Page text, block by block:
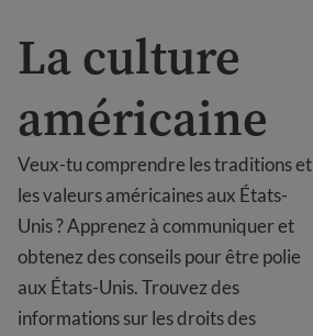
La culture
américaine
Veux-tu comprendre les traditions et
les valeurs américaines aux États-
Unis ? Apprenez à communiquer et
obtenez des conseils pour être polie
aux États-Unis. Trouvez des
informations sur les droits des